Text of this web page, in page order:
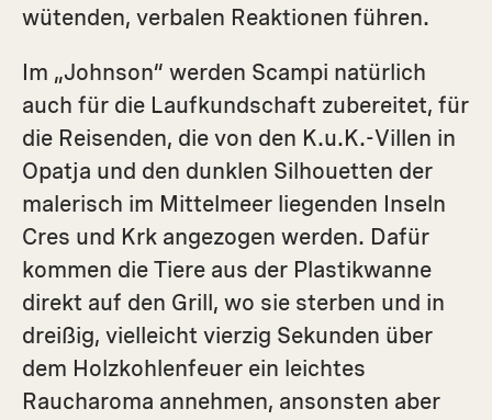
wütenden, verbalen Reaktionen führen.
Im „Johnson“ werden Scampi natürlich
auch für die Laufkundschaft zubereitet, für
die Reisenden, die von den K.u.K.-Villen in
Opatja und den dunklen Silhouetten der
malerisch im Mittelmeer liegenden Inseln
Cres und Krk angezogen werden. Dafür
kommen die Tiere aus der Plastikwanne
direkt auf den Grill, wo sie sterben und in
dreißig, vielleicht vierzig Sekunden über
dem Holzkohlenfeuer ein leichtes
Raucharoma annehmen, ansonsten aber